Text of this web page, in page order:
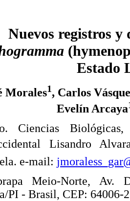
Nuevos registros y
Estado
Morales1, Carlos
Evelín Arcaya
Ciencias Biológicas,
Lisandro
e-mail:
Meio-Norte, Av.
PI - Brasil, CEP: 64006-